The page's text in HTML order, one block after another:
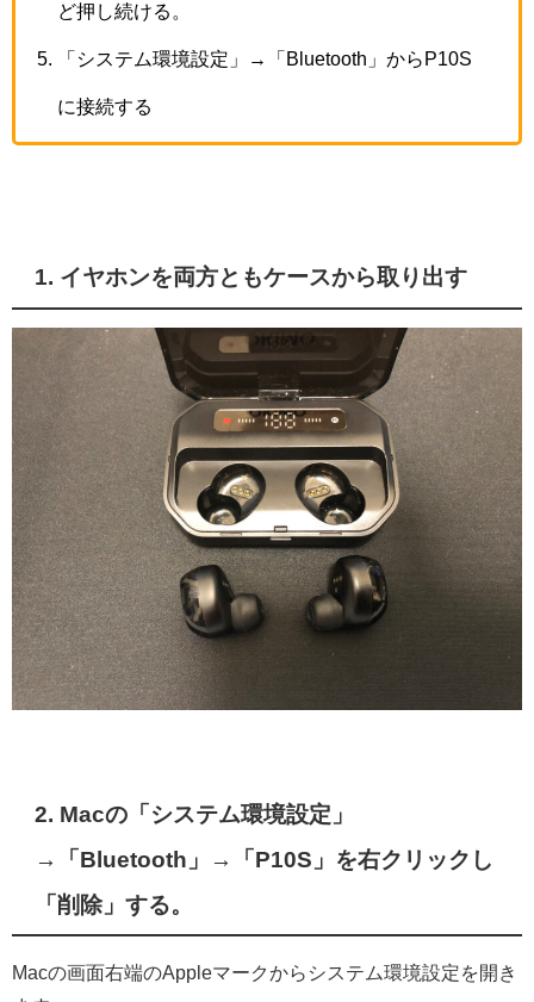
ど押し続ける。
「システム環境設定」→「Bluetooth」からP10S
に接続する
1. イヤホンを両方ともケースから取り出す
2. Macの「システム環境設定」
→「Bluetooth」→「P10S」を右クリックし
「削除」する。
Macの画面右端のAppleマークからシステム環境設定を開き